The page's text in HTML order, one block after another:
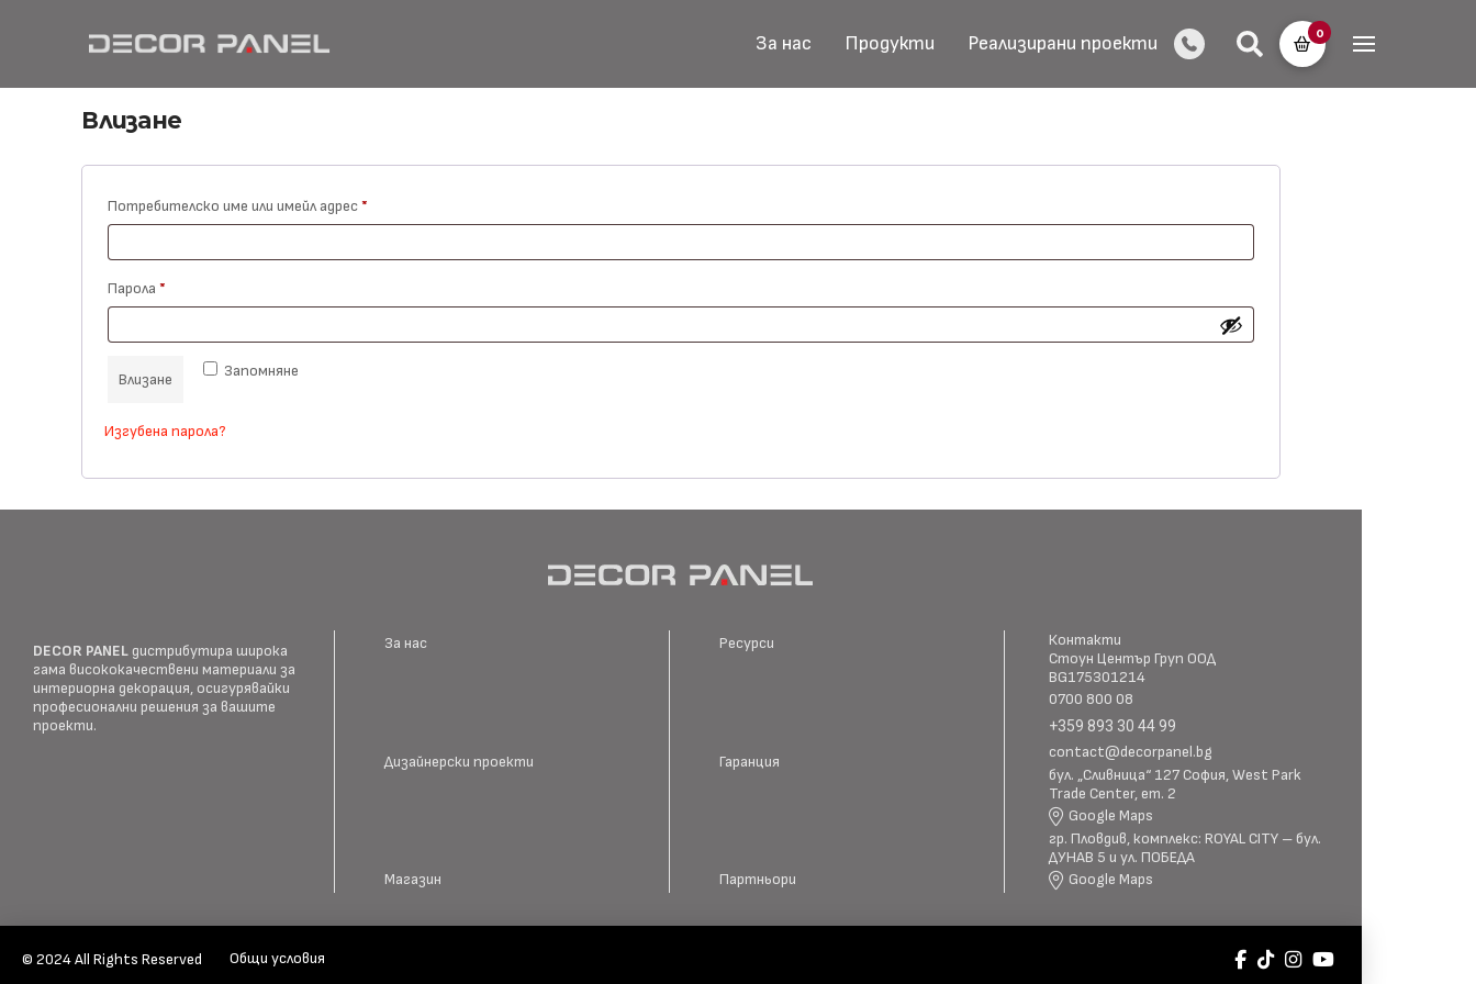
За нас Продукти Реализирани проекти 0
Влизане
Потребителско име или имейл адрес*
Парола*
Запомняне
Влизане
Изгубена парола?
DECOR PANEL дистрибутира широка
гама висококачествени материали за
интериорна декорация, осигурявайки
професионални решения за вашите
проекти.
За нас
Дизайнерски проекти
Магазин
Ресурси
Гаранция
Партньори
Контакти
Стоун Център Груп ООД
BG175301214
0700 800 08
+359 893 30 44 99
contact@decorpanel.bg
бул. „Сливница“ 127 София, West Park
Trade Center, ет. 2
Google Maps
гр. Пловдив, комплекс: ROYAL CITY – бул.
ДУНАВ 5 и ул. ПОБЕДА
Google Maps
Общи условия
© 2024 All Rights Reserved